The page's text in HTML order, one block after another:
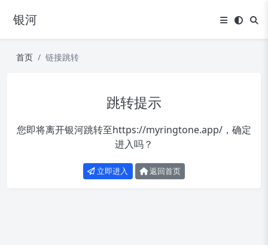
银河
首页 链接跳转
跳转提示
您即将离开银河跳转至https://myringtone.app/ ，确定
进入吗？
立即进入 返回首页